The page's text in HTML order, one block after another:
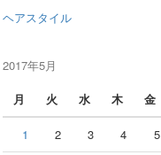
ヘアスタイル
2017年5月
月
火 水 木 金
1 2 3 4 5